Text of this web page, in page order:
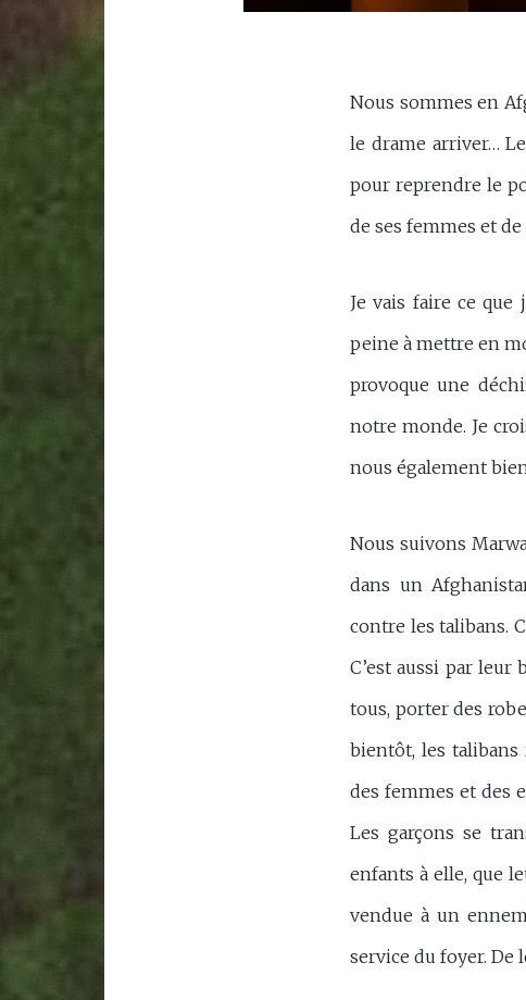
Nous sommes en
le drame arriver…
pour reprendre le
de ses femmes et de
Je vais faire ce
peine à mettre en
provoque une
notre monde. Je
nous également
Nous suivons
dans un
contre les talibans.
C’est aussi par leur
tous, porter des
bientôt, les
des femmes et des
Les garçons se
enfants à elle, que
vendue à un
service du foyer. De